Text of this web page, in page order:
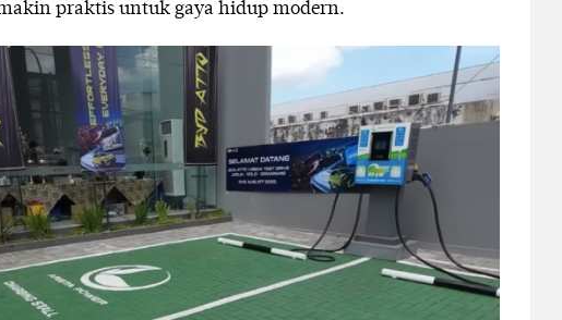
praktis untuk gaya hidup modern.